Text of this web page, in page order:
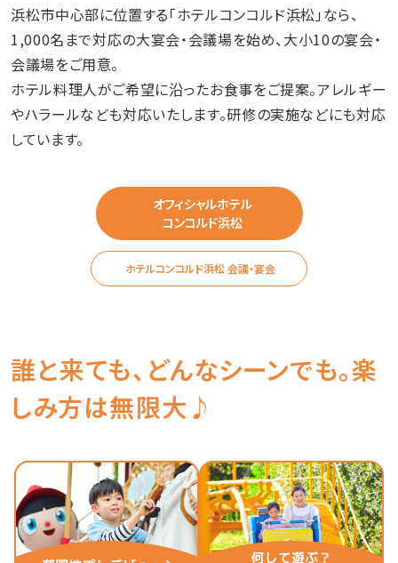
浜松市中心部に位置する「ホテルコンコルド浜松」なら、
1,000名まで対応の大宴会・会議場を始め、大小10の宴会・
会議場をご用意。
ホテル料理人がご希望に沿ったお食事をご提案。アレルギー
やハラールなども対応いたします。研修の実施などにも対応
しています。
オフィシャルホテル
コンコルド浜松
ホテルコンコルド浜松 会議・宴会
誰と来ても、どんなシーンでも。楽
しみ方は無限大♪